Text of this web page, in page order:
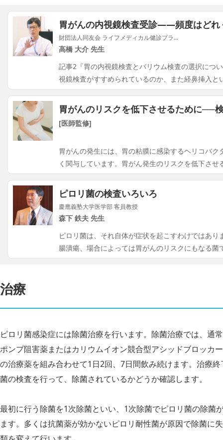
胃がんの内視鏡検査受診――頻度はどれ
財団法人同友会 ライフメディカル健診プラ...
高橋 大介 先生
記事2『胃の内視鏡検査とバリウム検査の選択につ
視鏡検査がすすめられているのか、また経鼻挿入と
胃がんのリスクを低下させるために──
[医師監修]
胃がんの発生には、胃の粘膜に感染するヘリコバ
く関与しています。胃がん発生のリスクを低下させ
ピロリ菌の検査いろいろ
慶應義塾大学医学部 客員教授
森下 鉄夫 先生
ピロリ菌は、それ自体が症状を起こすわけではあ
腸潰瘍、場合によっては胃がんのリスクにもなる菌
治療
ピロリ菌感染症には除菌治療を行います。除菌治療では、通
ポンプ阻害薬またはカリウムイオン競合型アシッドブロッカ
の治療薬を組み合わせて1日2回、7日間飲み続けます。治療
菌の検査を行って、除菌されているかどうか確認します。
最初に行う除菌を1次除菌といい、1次除菌でピロリ菌の除菌
ます。多くは抗菌薬が効かないピロリ耐性菌が原因で除菌に